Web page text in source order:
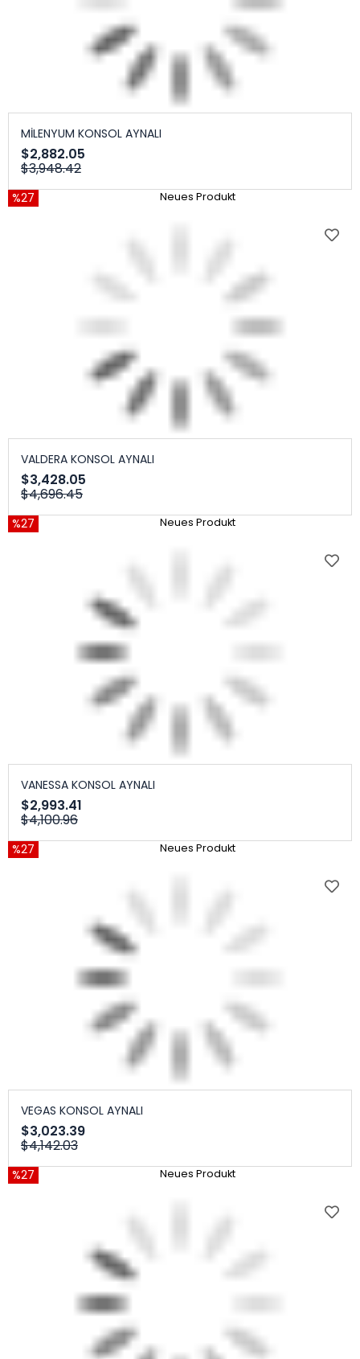
MİLENYUM KONSOL AYNALI
$2,882.05
$3,948.42
%27 Neues Produkt
VALDERA KONSOL AYNALI
$3,428.05
$4,696.45
%27 Neues Produkt
VANESSA KONSOL AYNALI
$2,993.41
$4,100.96
%27 Neues Produkt
VEGAS KONSOL AYNALI
$3,023.39
$4,142.03
%27 Neues Produkt